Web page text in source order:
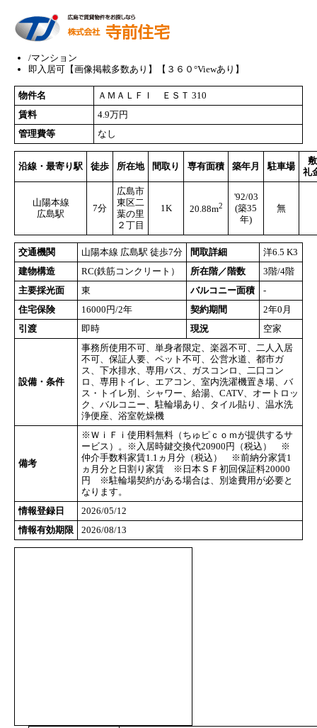
/マンション
即入居可【画像掲載多数あり】【３６０°Viewあり】
物件名
ＡＭＡＬＦＩ ＥＳＴ 310
賃料
4.9万円
管理費等
なし
沿線・最寄り駅 徒歩 所在地 間取り 専有面積 築年月 駐車場
礼
山陽本線
広島駅
7分
広島市
東区二
葉の里
２丁目
1K 20.88m2
'92/03
(築35
年)
無
交通機関 山陽本線 広島駅 徒歩7分 間取詳細
洋6.5 K3
建物構造
RC(鉄筋コンクリート） 所在階／階数
3階/4階
主要採光面
東 バルコニー面積
-
住宅保険
16000円/2年 契約期間
2年0月
引渡
即時 現況 空家
設備・条件
事務所使用不可、単身者限定、楽器不可、二人入居
不可、保証人要、ペット不可、公営水道、都市ガ
ス、下水排水、専用バス、ガスコンロ、二口コン
ロ、専用トイレ、エアコン、室内洗濯機置き場、バ
ス・トイレ別、シャワー、給湯、CATV、オートロッ
ク、バルコニー、駐輪場あり、タイル貼り、温水洗
浄便座、浴室乾燥機
備考
※ＷｉＦｉ使用料無料（ちゅピｃｏｍが提供するサ
ービス）。※入居時鍵交換代20900円（税込） ※
仲介手数料家賃1.1ヵ月分（税込） ※前納分家賃1
ヵ月分と日割り家賃 ※日本ＳＦ初回保証料20000
円 ※駐輪場契約がある場合は、別途費用が必要と
なります。
情報登録日
2026/05/12
情報有効期限
2026/08/13